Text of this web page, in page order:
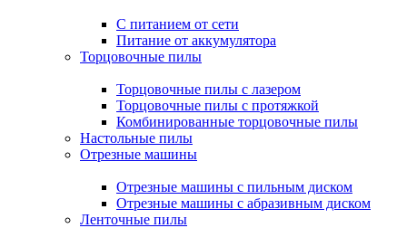
С питанием от сети
Питание от аккумулятора
Торцовочные пилы
Торцовочные пилы с лазером
Торцовочные пилы с протяжкой
Комбинированные торцовочные пилы
Настольные пилы
Отрезные машины
Отрезные машины с пильным диском
Отрезные машины с абразивным диском
Ленточные пилы